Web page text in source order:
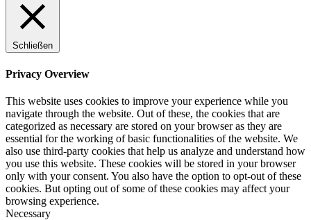
Schließen
Privacy Overview
This website uses cookies to improve your experience while you
navigate through the website. Out of these, the cookies that are
categorized as necessary are stored on your browser as they are
essential for the working of basic functionalities of the website. We
also use third-party cookies that help us analyze and understand how
you use this website. These cookies will be stored in your browser
only with your consent. You also have the option to opt-out of these
cookies. But opting out of some of these cookies may affect your
browsing experience.
Necessary